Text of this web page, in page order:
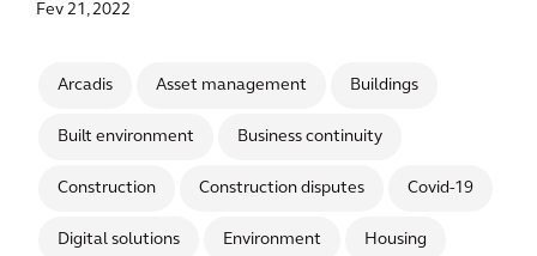
Fev 21, 2022
Arcadis Asset management Buildings
Built environment Business continuity
Construction Construction disputes Covid-19
Digital solutions Environment Housing